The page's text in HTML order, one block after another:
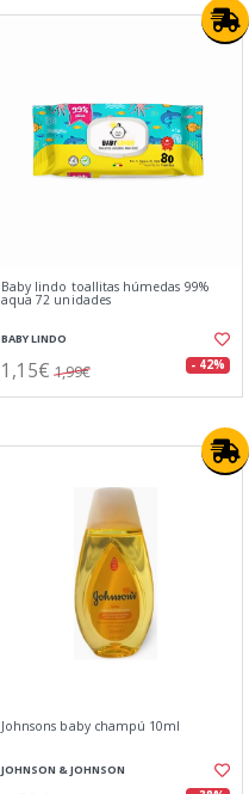
Baby lindo toallitas húmedas 99%
aqua 72 unidades
BABY LINDO
1,15€ 1,99€ - 42%
Johnsons baby champú 10ml
JOHNSON & JOHNSON